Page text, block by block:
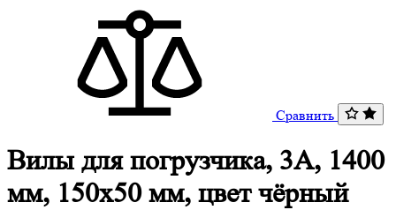
Сравнить
Вилы для погрузчика, 3A, 1400
мм, 150x50 мм, цвет чёрный